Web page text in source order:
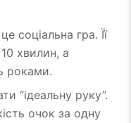
соціальна гра. Її
хвилин, а
роками.
“ідеальну руку”.
очок за одну